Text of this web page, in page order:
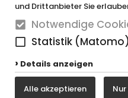
und Drittanbieter Sie
Notwendige
Statistik (Matomo)
Details anzeigen
Alle akzeptieren
Graf-Zeppelin-Straße
33181 Bad Wünnenberg-
Tel. 0 29 57 / 98 77 - 0
Fax 0 29 57 / 98 77 - 90
vertrieb@ottofond.de